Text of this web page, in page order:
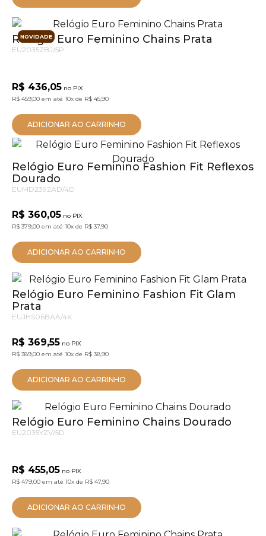
NOVIDADE
Relógio Euro Feminino Chains Prata
EU2035ZBJ/5P
R$ 436,05 no PIX
R$ 459,00 em até 10x de R$ 45,90
ADICIONAR AO CARRINHO
Relógio Euro Feminino Fashion Fit Reflexos
Dourado
EUMD2392AD/4D
R$ 360,05 no PIX
R$ 379,00 em até 10x de R$ 37,90
ADICIONAR AO CARRINHO
Relógio Euro Feminino Fashion Fit Glam
Prata
EUJHS06BAA/4K
R$ 369,55 no PIX
R$ 389,00 em até 10x de R$ 38,90
ADICIONAR AO CARRINHO
Relógio Euro Feminino Chains Dourado
EU2035YZV/5D
R$ 455,05 no PIX
R$ 479,00 em até 10x de R$ 47,90
ADICIONAR AO CARRINHO